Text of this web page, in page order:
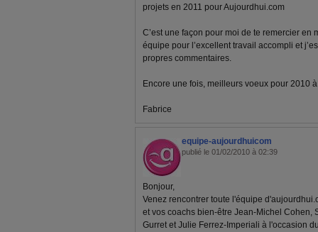
projets en 2011 pour Aujourdhui.com
C’est une façon pour moi de te remercier en
équipe pour l’excellent travail accompli et
propres commentaires.
Encore une fois, meilleurs voeux pour 2010
Fabrice
equipe-aujourdhuicom
publié le 01/02/2010 à 02:39
Bonjour,
Venez rencontrer toute l'équipe
et vos coachs bien-être Jean-Michel Cohen,
Gurret et Julie Ferrez-Imperiali à l'occasion